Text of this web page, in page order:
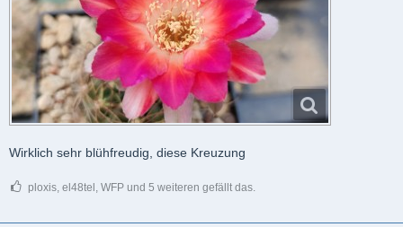
Wirklich sehr blühfreudig, diese Kreuzung
ploxis, el48tel, WFP und 5 weiteren gefällt das.